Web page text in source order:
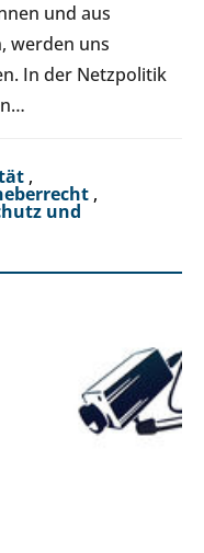
und aus
werden uns
In der Netzpolitik
,
,
und